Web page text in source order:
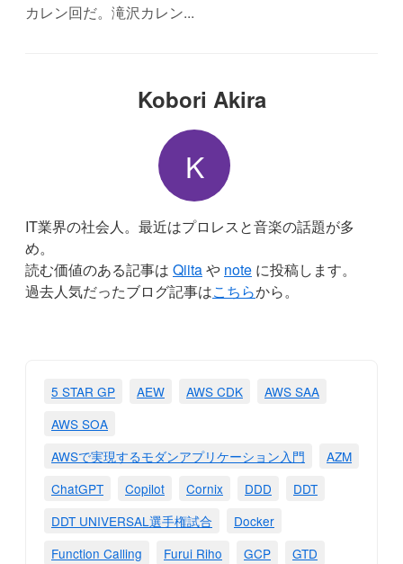
カレン回だ。滝沢カレン...
Kobori Akira
K
IT業界の社会人。最近はプロレスと音楽の話題が多
め。
読む価値のある記事は Qiitaや note に投稿します。
過去人気だったブログ記事はこちらから。
5 STAR GP AEW AWS CDK
AWS SAA
AWS SOA
AWSで実現するモダンアプリケーション入門
AZM
ChatGPT
Copilot Cornix DDD
DDT
DDT UNIVERSAL選手権試合
Docker
Function Calling
Furui Riho GCP
GTD